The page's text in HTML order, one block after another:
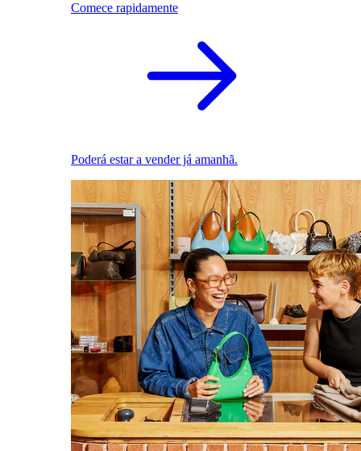
Comece rapidamente
Poderá estar a vender já amanhã.